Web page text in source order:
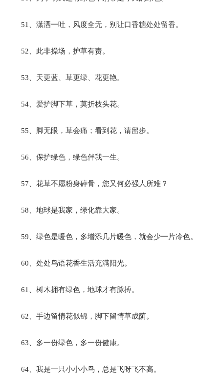
51、潇洒一吐，风度全无，别让口香糖处处留香。
52、此非操场，护草有责。
53、天更蓝、草更绿、花更艳。
54、爱护脚下草，莫折枝头花。
55、脚无眼，草会痛；看到花，请留步。
56、保护绿色，绿色伴我一生。
57、花草不愿粉身碎骨，您又何必强人所难？
58、地球是我家，绿化靠大家。
59、绿色是暖色，多增添几片暖色，就会少一片冷色。
60、处处鸟语花香生活充满阳光。
61、树木拥有绿色，地球才有脉搏。
62、手边留情花似锦，脚下留情草成荫。
63、多一份绿色，多一份健康。
64、我是一只小小小鸟，总是飞呀飞不高。